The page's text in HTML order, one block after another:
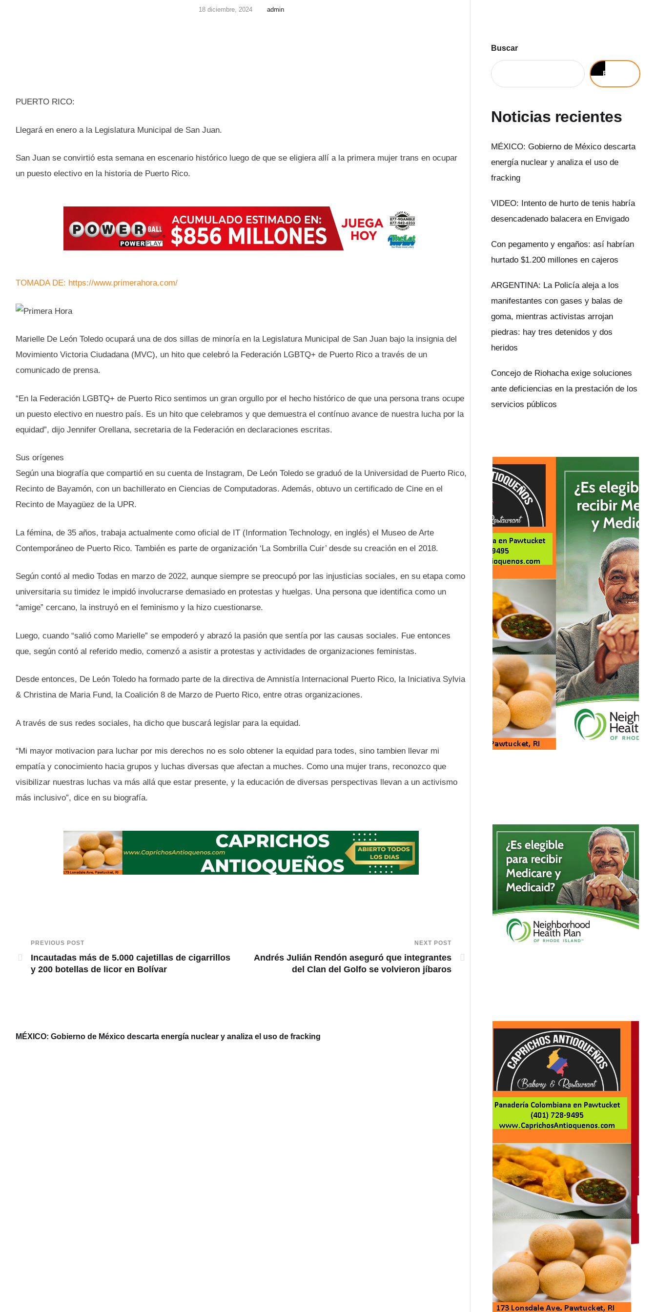
18 diciembre, 2024 admin
PUERTO RICO:
Llegará en enero a la Legislatura Municipal de San Juan.
San Juan se convirtió esta semana en escenario histórico luego de que se eligiera allí a la primera mujer trans en ocupar
un puesto electivo en la historia de Puerto Rico.
TOMADA DE: https://www.primerahora.com/
Marielle De León Toledo ocupará una de dos sillas de minoría en la Legislatura Municipal de San Juan bajo la insignia del
Movimiento Victoria Ciudadana (MVC), un hito que celebró la Federación LGBTQ+ de Puerto Rico a través de un
comunicado de prensa.
“En la Federación LGBTQ+ de Puerto Rico sentimos un gran orgullo por el hecho histórico de que una persona trans ocupe
un puesto electivo en nuestro país. Es un hito que celebramos y que demuestra el contínuo avance de nuestra lucha por la
equidad”, dijo Jennifer Orellana, secretaria de la Federación en declaraciones escritas.
Sus orígenes
Según una biografía que compartió en su cuenta de Instagram, De León Toledo se graduó de la Universidad de Puerto Rico,
Recinto de Bayamón, con un bachillerato en Ciencias de Computadoras. Además, obtuvo un certificado de Cine en el
Recinto de Mayagüez de la UPR.
La fémina, de 35 años, trabaja actualmente como oficial de IT (Information Technology, en inglés) el Museo de Arte
Contemporáneo de Puerto Rico. También es parte de organización ‘La Sombrilla Cuir’ desde su creación en el 2018.
Según contó al medio Todas en marzo de 2022, aunque siempre se preocupó por las injusticias sociales, en su etapa como
universitaria su timidez le impidó involucrarse demasiado en protestas y huelgas. Una persona que identifica como un
“amige” cercano, la instruyó en el feminismo y la hizo cuestionarse.
Luego, cuando “salió como Marielle” se empoderó y abrazó la pasión que sentía por las causas sociales. Fue entonces
que, según contó al referido medio, comenzó a asistir a protestas y actividades de organizaciones feministas.
Desde entonces, De León Toledo ha formado parte de la directiva de Amnistía Internacional Puerto Rico, la Iniciativa Sylvia
& Christina de Maria Fund, la Coalición 8 de Marzo de Puerto Rico, entre otras organizaciones.
A través de sus redes sociales, ha dicho que buscará legislar para la equidad.
“Mi mayor motivacion para luchar por mis derechos no es solo obtener la equidad para todes, sino tambien llevar mi
empatía y conocimiento hacia grupos y luchas diversas que afectan a muches. Como una mujer trans, reconozco que
visibilizar nuestras luchas va más allá que estar presente, y la educación de diversas perspectivas llevan a un activismo
más inclusivo”, dice en su biografía.
PREVIOUS POST
Incautadas más de 5.000 cajetillas de cigarrillos
y 200 botellas de licor en Bolívar
NEXT POST
Andrés Julián Rendón aseguró que integrantes
del Clan del Golfo se volvieron jíbaros
MÉXICO: Gobierno de México descarta energía nuclear y analiza el uso de fracking VIDEO: Intento de hurto de tenis habría
Buscar
Buscar
Noticias recientes
MÉXICO: Gobierno de México descarta
energía nuclear y analiza el uso de
fracking
VIDEO: Intento de hurto de tenis habría
desencadenado balacera en Envigado
Con pegamento y engaños: así habrían
hurtado $1.200 millones en cajeros
ARGENTINA: La Policía aleja a los
manifestantes con gases y balas de
goma, mientras activistas arrojan
piedras: hay tres detenidos y dos
heridos
Concejo de Riohacha exige soluciones
ante deficiencias en la prestación de los
servicios públicos